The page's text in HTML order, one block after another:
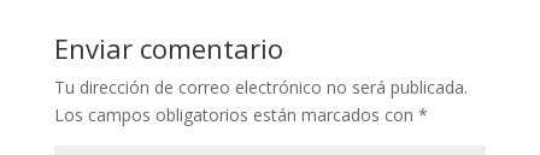
Enviar comentario
Tu dirección de correo electrónico no será publicada.
Los campos obligatorios están marcados con *